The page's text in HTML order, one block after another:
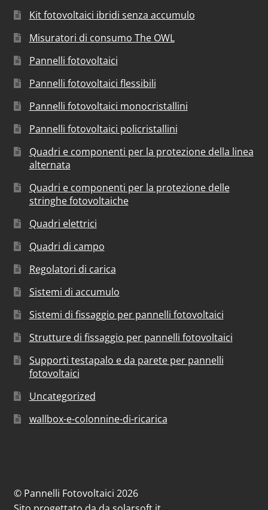
Kit fotovoltaici ibridi senza accumulo
Misuratori di consumo The OWL
Pannelli fotovoltaici
Pannelli fotovoltaici flessibili
Pannelli fotovoltaici monocristallini
Pannelli fotovoltaici policristallini
Quadri e componenti per la protezione della linea
alternata
Quadri e componenti per la protezione delle
stringhe fotovoltaiche
Quadri elettrici
Quadri di campo
Regolatori di carica
Sistemi di accumulo
Sistemi di fissaggio per pannelli fotovoltaici
Strutture di fissaggio per pannelli fotovoltaici
Supporti testapalo e da parete per pannelli
fotovoltaici
Uncategorized
wallbox-e-colonnine-di-ricarica
© Pannelli Fotovoltaici 2026